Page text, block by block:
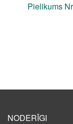
Pielikums
NODERĪGI